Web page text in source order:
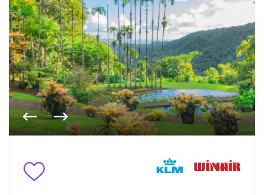
Vorige fotoVolgende foto
Toevoegen aan favorieten